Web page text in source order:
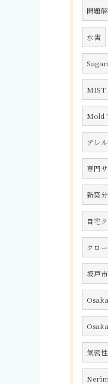
問題
水害
MIST
Mold
アレ
専門
新築
自宅
クロ
坂戸市
気密